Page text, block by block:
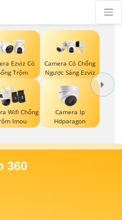
Ezviz Có
Trộm
Camera Có Chống
Ngược Sáng Ezviz
Wifi Chống
Imou
Camera Ip
Hdparagon
360